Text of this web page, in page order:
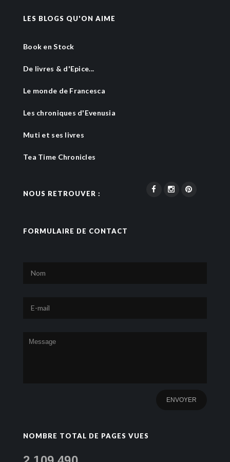
LES BLOGS QU'ON AIME
Book en Stock
De livres & d'Epice...
Le monde de Francesca
Les chroniques d'Evenusia
Muti et ses livres
Tea Time Chronicles
NOUS RETROUVER :
FORMULAIRE DE CONTACT
NOMBRE TOTAL DE PAGES VUES